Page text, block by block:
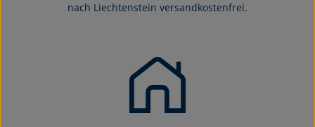
nach Liechtenstein versandkostenfrei.